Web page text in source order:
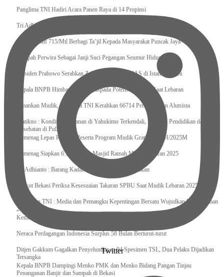
Panglima TNI Hadiri Acara Panen Raya di 14 Propinsi
Tri Adhianto : Kota Bekasi Bisa Mempertahankan Keharmonisasian
Satgas Yonif 715/Mtl Berbagi Ta’jil Kepada Masyarakat Puncak Jaya
Sumpah Perwira Sebagai Janji Suci Pegangan Seumur Hidup
Presiden Prabowo Serahkan Zakat kepada BAZNAS di Istana Negara
Kepala BNPB Himbau Pemda Waspada Potensi Bencana Saat Lebaran
Amankan Mudik, Panglima TNI Kerahkan 66714 Personel Dan Alutsista
Pratikno : Kondisi Keamanan di Yahukimo Terkendali, Layanan Pendidikan dan
Kesehatan di Pulihkan
Kemenag Lepas Ratusan Peserta Program Mudik Gratis 1446 H/2025M
Kemenag Siapkan 6.180 Posko Masjid Ramah Mudik Lebaran 2025
Tri Adhianto : Barang Kadaluarsa Segera di Kembalikan
Walkot Bekasi Periksa Kesesuaian Takaran SPBU Saat Mudik Lebaran 2025
Kapuspen TNI : Media dan Pemangku Kepentingan Bersatu Wujudkan Mudik Aman
2025
Kemenekraf Ajak Kabinet Merah Putih Nobar Film Animasi Jumbo
Neraca Perdagangan Indonesia Surplus 58 Bulan Berturut-turut
Ditjen Gakkum Gagalkan Penyelundupan 94 Spesimen TSL, Dua Pelaku Dijadikan
Tersangka
Kepala BNPB Dampingi Menko PMK dan Menko Bidang Pangan Tinjau
Penanganan Banjir dan Sampah di Bekasi
Twitter